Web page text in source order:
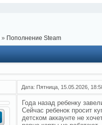
» Пополнение Steam
Дата: Пятница, 15.05.2026,
Года назад ребенку
Сейчас ребенок просит
детском аккаунте не